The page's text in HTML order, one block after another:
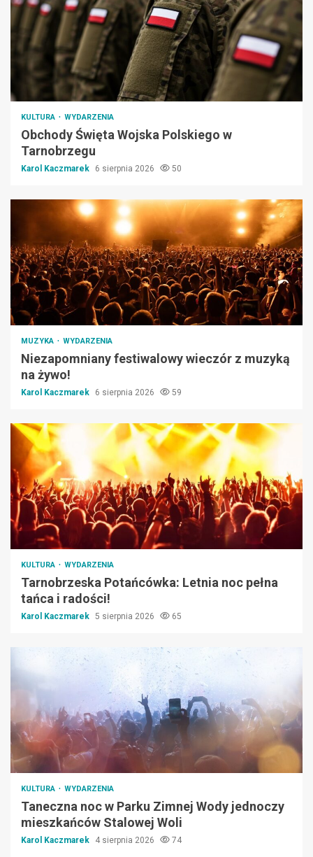
KULTURA WYDARZENIA
Obchody Święta Wojska Polskiego w
Tarnobrzegu
Karol Kaczmarek 6 sierpnia 2026 50
MUZYKA WYDARZENIA
Niezapomniany festiwalowy wieczór z muzyką
na żywo!
Karol Kaczmarek 6 sierpnia 2026 59
KULTURA WYDARZENIA
Tarnobrzeska Potańcówka: Letnia noc pełna
tańca i radości!
Karol Kaczmarek 5 sierpnia 2026 65
KULTURA WYDARZENIA
Taneczna noc w Parku Zimnej Wody jednoczy
mieszkańców Stalowej Woli
Karol Kaczmarek 4 sierpnia 2026 74